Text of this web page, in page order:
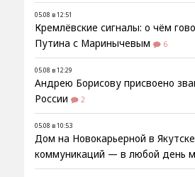
05.08 в 12:51
Кремлёвские сигналы: о чём
Путина с Маринычевым
6
05.08 в 12:29
Андрею Борисову присвоено
России
2
05.08 в 10:53
Дом на Новокарьерной в
коммуникаций — в любой день